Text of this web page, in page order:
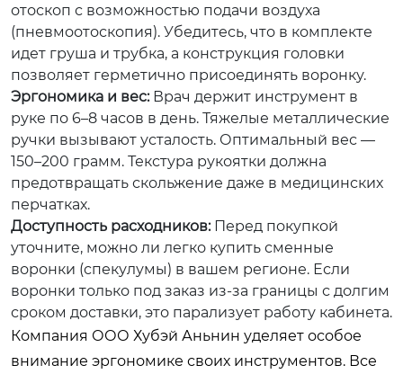
отоскоп с возможностью подачи воздуха
(пневмоотоскопия). Убедитесь, что в комплекте
идет груша и трубка, а конструкция головки
позволяет герметично присоединять воронку.
Эргономика и вес:Врач держит инструмент в
руке по 6–8 часов в день. Тяжелые металлические
ручки вызывают усталость. Оптимальный вес —
150–200 грамм. Текстура рукоятки должна
предотвращать скольжение даже в медицинских
перчатках.
Доступность расходников:Перед покупкой
уточните, можно ли легко купить сменные
воронки (спекулумы) в вашем регионе. Если
воронки только под заказ из-за границы с долгим
сроком доставки, это парализует работу кабинета.
Компания ООО Хубэй Аньнин уделяет особое
внимание эргономике своих инструментов. Все